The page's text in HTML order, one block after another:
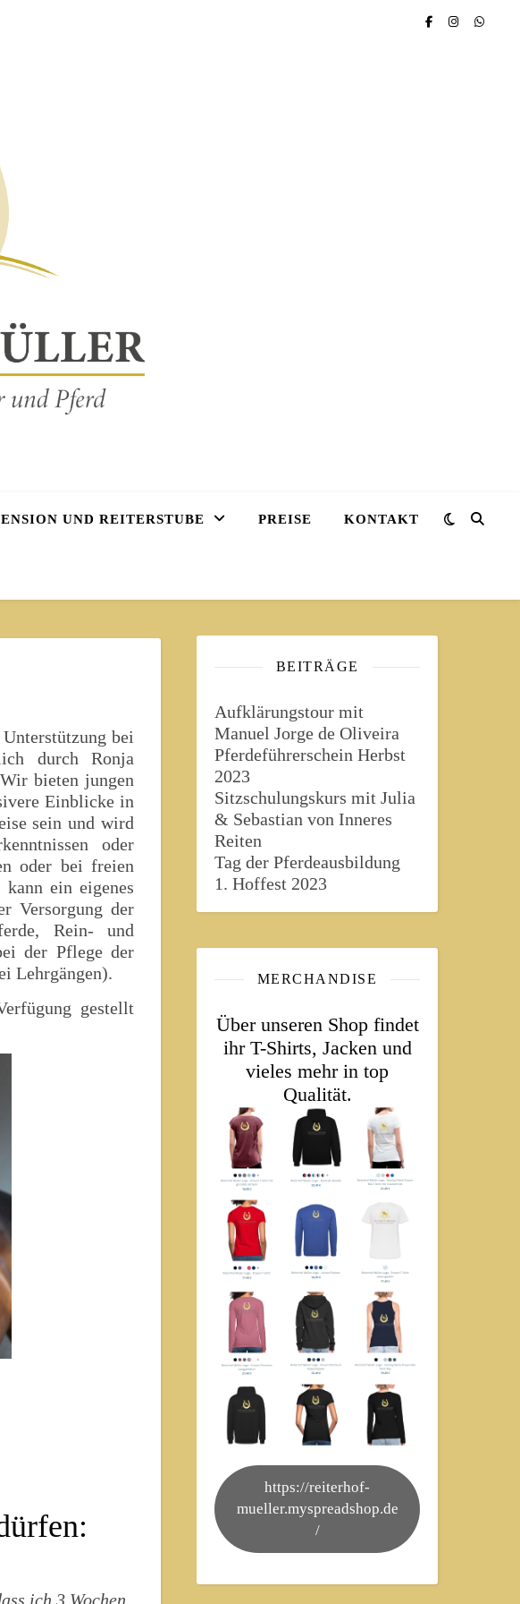
UND REITERSTUBE PREISE KONTAKT
bei
durch Ronja
bieten jungen
Einblicke in
sein und wird
oder
oder bei freien
ein eigenes
Versorgung der
Rein- und
der Pflege der
Lehrgängen).
gestellt
ich 3 Wochen
BEITRÄGE
Aufklärungstour mit
Manuel Jorge de Oliveira
Pferdeführerschein Herbst
2023
Sitzschulungskurs mit Julia
& Sebastian von Inneres
Reiten
Tag der Pferdeausbildung
1. Hoffest 2023
MERCHANDISE
Über unseren Shop findet
ihr T-Shirts, Jacken und
vieles mehr in top
Qualität.
https://reiterhof-
mueller.myspreadshop.de
/